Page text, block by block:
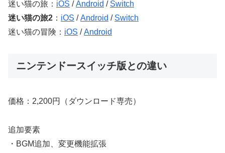
迷い猫の旅： iOS /Android / Switch
迷い猫の旅2 ： iOS /Android / Switch
迷い猫の冒険： iOS /Android
ニンテンドースイッチ版との違い
価格：2,200円（ダウンロード専売）
追加要素
・BGM追加、変更機能拡張